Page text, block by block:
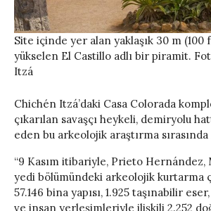
Site içinde yer alan yaklaşık 30 m (100
yükselen El Castillo adlı bir piramit.
Itzá
Chichén Itzá’daki Casa Colorada
çıkarılan savaşçı heykeli, demiryolu
eden bu arkeolojik araştırma
“9 Kasım itibariyle, Prieto Hernández,
yedi bölümündeki arkeolojik kurtarma
57.146 bina yapısı, 1.925 taşınabilir
ve insan yerleşimleriyle ilişkili 2.252